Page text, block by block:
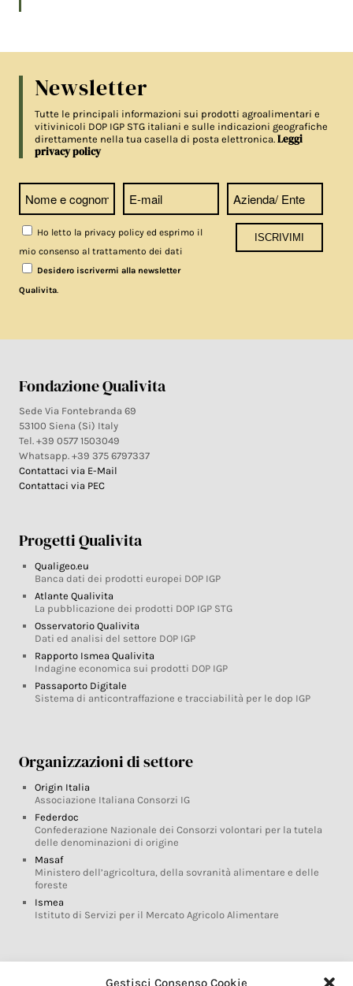
Gestisci Consenso Cookie
Newsletter
Tutte le principali informazioni sui prodotti agroalimentari e
vitivinicoli DOP IGP STG italiani e sulle indicazioni geografiche
direttamente nella tua casella di posta elettronica.Leggi
privacy policy
Ho letto la privacy policy ed esprimo il
mio consenso al trattamento dei dati
Desidero iscrivermi alla newsletter
Qualivita
Fondazione Qualivita
Sede Via Fontebranda 69
53100 Siena (Si) Italy
Tel. +39 0577 1503049
Whatsapp. +39 375 6797337
Contattaci via E-Mail
Contattaci via PEC
Progetti Qualivita
Qualigeo.eu
Banca dati dei prodotti europei DOP IGP
Atlante Qualivita
La pubblicazione dei prodotti DOP IGP STG
Osservatorio Qualivita
Dati ed analisi del settore DOP IGP
Rapporto Ismea Qualivita
Indagine economica sui prodotti DOP IGP
Passaporto Digitale
Sistema di anticontraffazione e tracciabilità per le dop IGP
Organizzazioni di settore
Origin Italia
Associazione Italiana Consorzi IG
Federdoc
Confederazione Nazionale dei Consorzi volontari per la tutela
delle denominazioni di origine
Masaf
Ministero dell’agricoltura, della sovranità alimentare e delle
foreste
Ismea
Istituto di Servizi per il Mercato Agricolo Alimentare
Glossario DOP IGP